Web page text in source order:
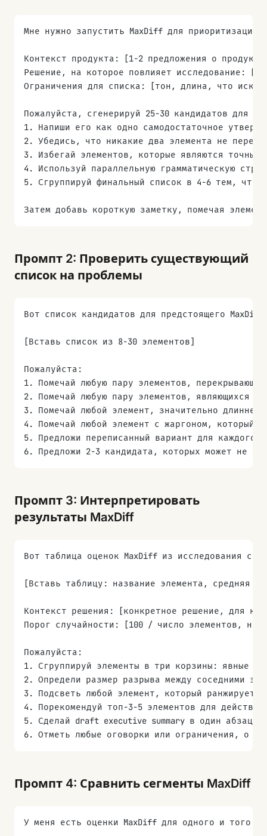
Мне нужно запустить MaxDiff для
Контекст продукта: [1-2 предложения о
Решение, на которое повлияет исследование:
Ограничения для списка: [тон, длина, что
Пожалуйста, сгенерируй 25-30 кандидатов для
1. Напиши его как одно самодостаточное
2. Убедись, что никакие два элемента не
3. Избегай элементов, которые являются
4. Используй параллельную грамматическую
5. Сгруппируй финальный список в 4-6 тем,
Затем добавь короткую заметку, помечая
Промпт 2: Проверить существующий
список на проблемы
Вот список кандидатов для предстоящего
[Вставь список из 8-30 элементов]
Пожалуйста:
1. Помечай любую пару элементов,
2. Помечай любую пару элементов, являющихся
3. Помечай любой элемент, значительно
4. Помечай любой элемент с жаргоном, который
5. Предложи переписанный вариант для каждого
6. Предложи 2-3 кандидата, которых может не
Промпт 3: Интерпретировать
результаты MaxDiff
Вот таблица оценок MaxDiff из исследования с
[Вставь таблицу: название элемента, средняя
Контекст решения: [конкретное решение, для
Порог случайности: [100 / число элементов,
Пожалуйста:
1. Сгруппируй элементы в три корзины: явные
2. Определи размер разрыва между соседними
3. Подсветь любой элемент, который
4. Порекомендуй топ-3-5 элементов для
5. Сделай draft executive summary в один абзац,
6. Отметь любые оговорки или ограничения, о
Промпт 4: Сравнить сегменты MaxDiff
У меня есть оценки MaxDiff для одного и того